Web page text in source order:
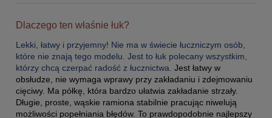
Dlaczego ten właśnie łuk?
Lekki, łatwy i przyjemny! Nie ma w świecie łuczniczym osób,
które nie znają tego modelu. Jest to łuk polecany wszystkim,
którzy chcą czerpać radość z łucznictwa. Jest łatwy w
obsłudze, nie wymaga wprawy przy zakładaniu i zdejmowaniu
cięciwy. Ma półkę, która bardzo ułatwia zakładanie strzały.
Długie, proste, wąskie ramiona stabilnie pracując niwelują
możliwości popełniania błędów. To prawdopodobnie najlepszy